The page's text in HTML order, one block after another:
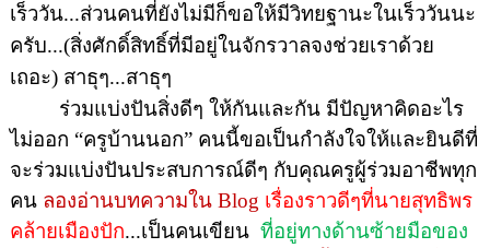
เร็ววัน...ส่วนคนที่ยังไม่มีก็ขอให้มีวิทยฐานะในเร็ววันนะ
ครับ...(สิ่งศักดิ์สิทธิ์ที่มีอยู่ในจักรวาลจงช่วยเราด้วย
เถอะ) สาธุๆ...สาธุๆ
ร่วมแบ่งปันสิ่งดีๆ ให้กันและกัน มีปัญหาคิดอะไร
ไม่ออก “ครูบ้านนอก” คนนี้ขอเป็นกำลังใจให้และยินดีที่
จะร่วมแบ่งปันประสบการณ์ดีๆ กับคุณครูผู้ร่วมอาชีพทุก
คน ลองอ่านบทความในBlog เรื่องราวดีๆที่นายสุทธิพร
คล้ายเมืองปัก...เป็นคนเขียน ที่อยู่ทางด้านซ้ายมือของ